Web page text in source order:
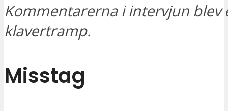
Kommentarerna i intervjun blev
klavertramp.
Misstag